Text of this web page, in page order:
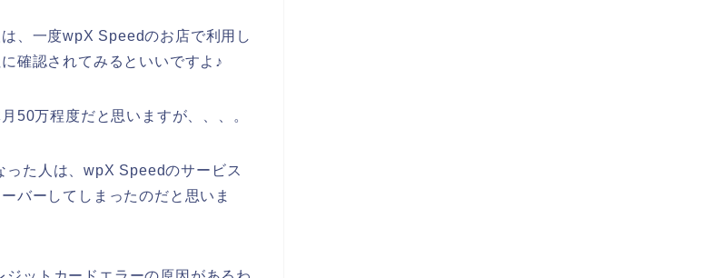
、一度wpX Speedのお店で利用し
確認されてみるといいですよ♪
50万程度だと思いますが、、、。
た人は、wpX Speedのサービス
バーしてしまったのだと思いま